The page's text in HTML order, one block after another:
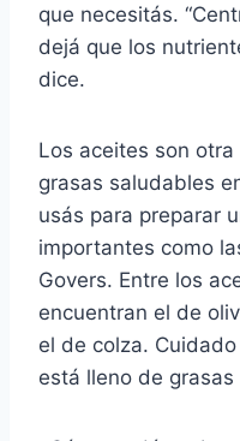
que necesitás.
dejá que los
dice.
Los aceites son
grasas saludables
usás para preparar
importantes como
Govers. Entre los
encuentran el de
el de colza.
está lleno de